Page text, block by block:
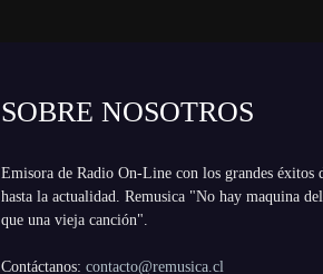
SOBRE NOSOTROS
Emisora de Radio On-Line con los grandes éxitos
hasta la actualidad. Remusica "No hay maquina
que una vieja canción".
Contáctanos: contacto@remusica.cl